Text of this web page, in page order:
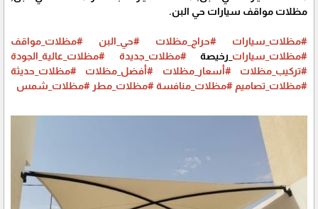
مظلات مواقف سيارات حي البن.
#مظلات_سيارات #حراج_مظلات #حي_البن
#مظلات_مواقف
#مظلات_سيارات _رخيصة#مظلات_جديدة
#مظلات_عالية_الجودة
#تركيب_مظلات
#أسعار_مظلات #أفضل_مظلات
#مظلات_حديثة
#مظلات_تصاميم #مظلات_منافسة#مظلات_مطر #مظلات_شمس